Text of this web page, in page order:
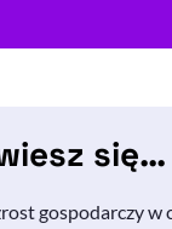
się…
gospodarczy w